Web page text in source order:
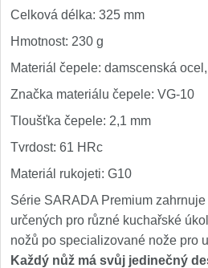
Celková délka: 325 mm
Hmotnost: 230 g
Materiál čepele: damscenská
Značka materiálu čepele: VG-10
Tloušťka čepele: 2,1 mm
Tvrdost: 61 HRc
Materiál rukojeti: G10
Série SARADA Premium
určených pro různé kuchařské
nožů po specializované nože pro
Každý nůž má svůj jedinečný